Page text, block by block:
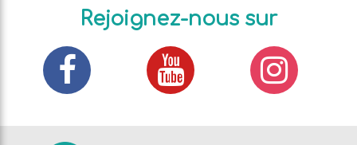
Rejoignez-nous sur